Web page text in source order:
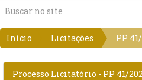
Início Licitações PP
Processo Licitatório - PP 41/